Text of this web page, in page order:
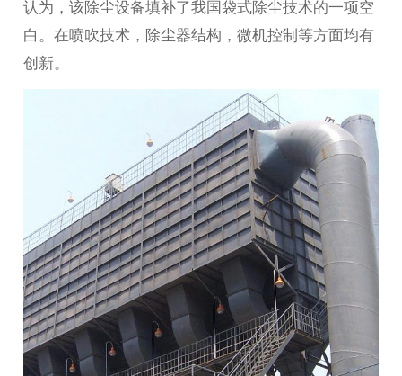
认为，该除尘设备填补了我国袋式除尘技术的一项空
白。在喷吹技术，除尘器结构，微机控制等方面均有
创新。